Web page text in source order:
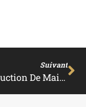
Suivant
Construction De Maison Neuve Clé En Main Pour Les Primo Accédants En Ille-Et-Vilaine : Comment Ça Fonctionne ?